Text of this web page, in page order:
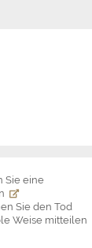
Sie eine
Sie den Tod
Weise mitteilen